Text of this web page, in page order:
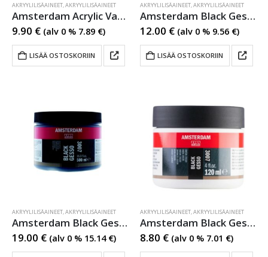
AKRYYLILISÄAINEET,AKRYYLILISÄAINEET
Amsterdam Acrylic Varnish Satin
9.90 € (alv 0 % 7.89 €)
LISÄÄ OSTOSKORIIN
AKRYYLILISÄAINEET,AKRYYLILISÄAINEET
Amsterdam Black Gesso
12.00 € (alv 0 % 9.56 €)
LISÄÄ OSTOSKORIIN
AKRYYLILISÄAINEET,AKRYYLILISÄAINEET
Amsterdam Black Gesso
19.00 € (alv 0 % 15.14 €)
AKRYYLILISÄAINEET,AKRYYLILISÄAINEET
Amsterdam Black Gesso
8.80 € (alv 0 % 7.01 €)